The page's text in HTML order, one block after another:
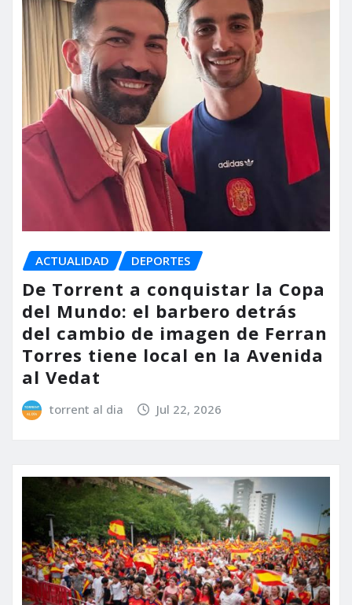
ACTUALIDAD DEPORTES
De Torrent a conquistar la Copa
del Mundo: el barbero detrás
del cambio de imagen de Ferran
Torres tiene local en la Avenida
al Vedat
torrent al dia Jul 22, 2026